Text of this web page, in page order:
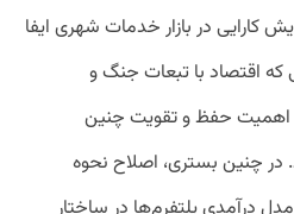
کارایی در بازار خدمات شهری ایفا
که اقتصاد با تبعات جنگ و
اهمیت حفظ و تقویت چنین
در چنین بستری، اصلاح نحوه